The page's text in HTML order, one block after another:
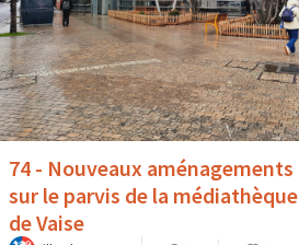
74 - Nouveaux aménagements
sur le parvis de la médiathèque
de Vaise